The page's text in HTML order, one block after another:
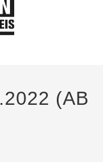
(AB